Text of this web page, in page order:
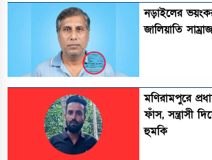
নড়াইলের
জালিয়াতি
মণিরামপুরে
ফাঁস, সন্ত্রাসী
হুমকি